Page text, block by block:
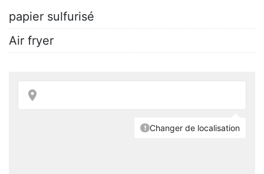
papier sulfurisé
Air fryer